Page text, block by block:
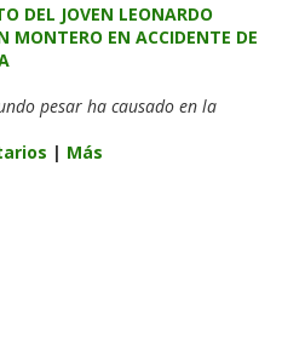
DEL JOVEN LEONARDO
MONTERO EN ACCIDENTE DE
pesar ha causado en la
| Más